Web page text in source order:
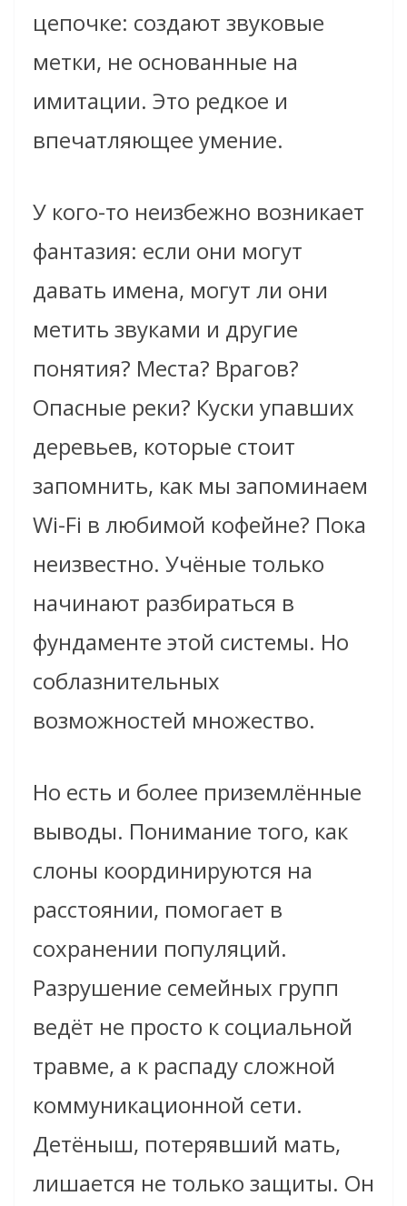
цепочке: создают звуковые
метки, не основанные на
имитации. Это редкое и
впечатляющее умение.
У кого-то неизбежно возникает
фантазия: если они могут
давать имена, могут ли они
метить звуками и другие
понятия? Места? Врагов?
Опасные реки? Куски упавших
деревьев, которые стоит
запомнить, как мы запоминаем
Wi-Fi в любимой кофейне? Пока
неизвестно. Учёные только
начинают разбираться в
фундаменте этой системы. Но
соблазнительных
возможностей множество.
Но есть и более приземлённые
выводы. Понимание того, как
слоны координируются на
расстоянии, помогает в
сохранении популяций.
Разрушение семейных групп
ведёт не просто к социальной
травме, а к распаду сложной
коммуникационной сети.
Детёныш, потерявший мать,
лишается не только защиты. Он